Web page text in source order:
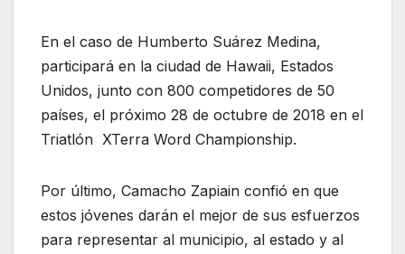
En el caso de Humberto Suárez Medina,
participará en la ciudad de Hawaii, Estados
Unidos, junto con 800 competidores de 50
países, el próximo 28 de octubre de 2018 en el
Triatlón XTerra Word Championship.
Por último, Camacho Zapiain confió en que
estos jóvenes darán el mejor de sus esfuerzos
para representar al municipio, al estado y al